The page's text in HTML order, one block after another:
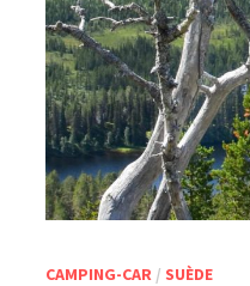
CAMPING-CAR / SUÈDE